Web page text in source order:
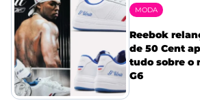
MODA
Reebok
de 50 Cent
tudo sobre o
G6